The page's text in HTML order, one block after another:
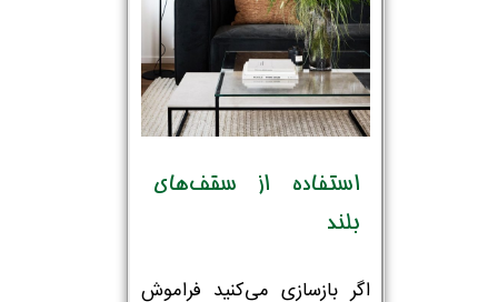
استفاده از سقف‌های
بلند
اگر بازسازی می‌کنید فراموش